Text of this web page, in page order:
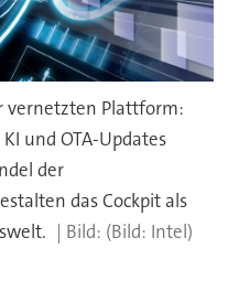
vernetzten Plattform:
und OTA-Updates
der
das Cockpit als
(Bild: Intel)